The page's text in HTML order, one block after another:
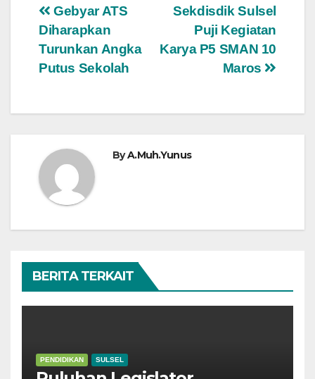
Navigasi
pos
Sekdisdik Sulsel
Puji Kegiatan
Karya P5 SMAN 10
Maros
Gebyar ATS
Diharapkan
Turunkan Angka
Putus Sekolah
ByA.Muh.Yunus
BERITA TERKAIT
PENDIDIKAN SULSEL